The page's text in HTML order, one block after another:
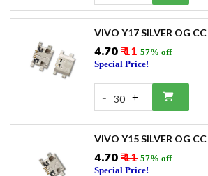
VIVO Y17 SILVER OG CC
₹4.70₹ 11 57% off
Special Price!
- 30 +
VIVO Y15 SILVER OG CC
₹4.70₹ 11 57% off
Special Price!